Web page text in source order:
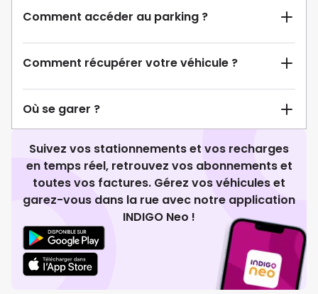
Comment accéder au parking ?
Comment récupérer votre véhicule ?
Où se garer ?
Suivez vos stationnements et vos recharges
en temps réel, retrouvez vos abonnements et
toutes vos factures. Gérez vos véhicules et
garez-vous dans la rue avec notre application
INDIGO Neo !